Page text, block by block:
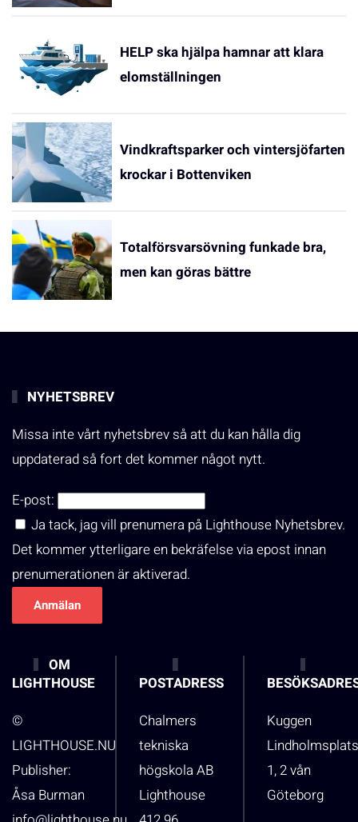
HELP ska hjälpa hamnar att klara
elomställningen
Vindkraftsparker och vintersjöfarten
krockar i Bottenviken
Totalförsvarsövning funkade bra,
men kan göras bättre
NYHETSBREV
Missa inte vårt nyhetsbrev så att du kan hålla dig
uppdaterad så fort det kommer något nytt.
E-post:
Ja tack, jag vill prenumera på Lighthouse Nyhetsbrev.
Det kommer ytterligare en bekräfelse via epost innan
prenumerationen är aktiverad.
OM
LIGHTHOUSE
©
LIGHTHOUSE.NU
Publisher:
Åsa Burman
POSTADRESS
Chalmers
tekniska
högskola AB
Lighthouse
Kuggen
1, 2 vån
Göteborg